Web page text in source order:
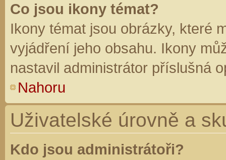
Co jsou ikony témat?
Ikony témat jsou obrázky, které
vyjádření jeho obsahu. Ikony
nastavil administrátor příslušná
Nahoru
Uživatelské úrovně a
Kdo jsou administrátoři?